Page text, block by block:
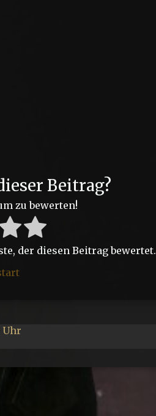
Beitrag?
zu bewerten!
der diesen Beitrag bewertet.
Uhr